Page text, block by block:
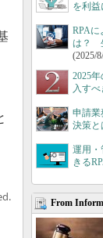
を利益
RPAに
は？
(2025/
2025
入す
申請業
決策と
運用
きる
From